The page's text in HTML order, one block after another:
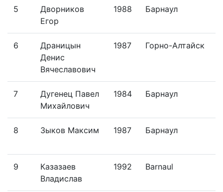
5
Дворников
Егор
1988 Барнаул
6
Драницын
Денис
Вячеславович
1987 Горно-Алтайск
7
Дугенец Павел
Михайлович
1984 Барнаул
8 Зыков Максим 1987 Барнаул
9
Казазаев
Владислав
1992 Barnaul